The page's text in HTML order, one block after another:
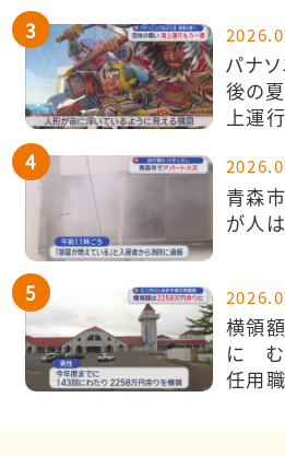
パナ
後の
上運
青森
が人
横領
に む
任用